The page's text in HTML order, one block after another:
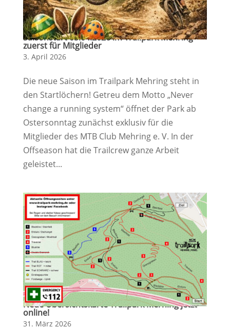
Saisonstart 05.04.2026 im Trailpark Mehring –
zuerst für Mitglieder
3. April 2026
Die neue Saison im Trailpark Mehring steht in
den Startlöchern! Getreu dem Motto „Never
change a running system“ öffnet der Park ab
Ostersonntag zunächst exklusiv für die
Mitglieder des MTB Club Mehring e. V. In der
Offseason hat die Trailcrew ganze Arbeit
geleistet...
Neue Übersichtskarte Trailpark Merhing jetzt
online!
31. März 2026